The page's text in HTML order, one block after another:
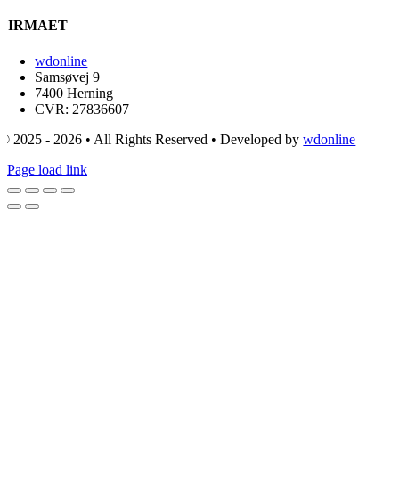
FIRMAET
wdonline
Samsøvej 9
7400 Herning
CVR: 27836607
© 2025 - 2026 • All Rights Reserved • Developed bywdonline
Page load link